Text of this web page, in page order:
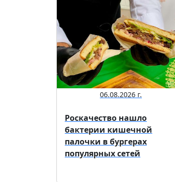
06.08.2026 г.
Роскачество нашло
бактерии кишечной
палочки в бургерах
популярных сетей